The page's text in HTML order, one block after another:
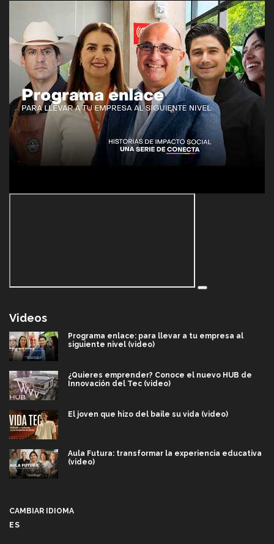
Videos
Programa enlace: para llevar a tu empresa al
siguiente nivel (video)
¿Quieres emprender? Conoce el nuevo HUB de
Innovación del Tec (video)
El joven que hizo del baile su vida (video)
Aula Futura: transformar la experiencia educativa
(video)
CAMBIAR IDIOMA
ES